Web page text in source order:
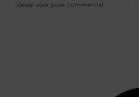
ideaal voor jouw commercial